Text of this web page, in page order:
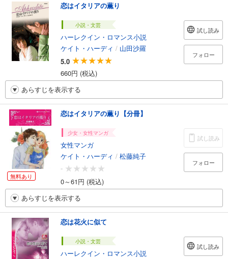
恋はイタリアの薫り
小説・文芸
ハーレクイン・ロマンス小説
ケイト・ハーディ / 山田沙羅
5.0
660円 (税込)
試し読み
フォロー
あらすじを表示する
無料あり
恋はイタリアの薫り【分冊】
少女・女性マンガ
女性マンガ
ケイト・ハーディ / 松藤純子
-
0～61円 (税込)
試し読み
フォロー
あらすじを表示する
恋は花火に似て
小説・文芸
ハーレクイン・ロマンス小説
試し読み